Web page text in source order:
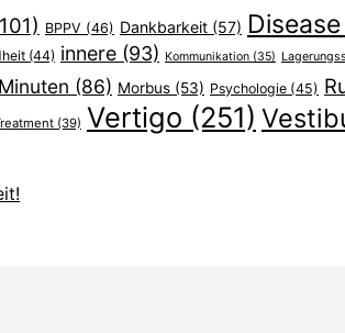
BPPV (46) Dankbarkeit (57) Disease
(44) innere (93) Kommunikation (35)
Minuten (86) Morbus (53) Psychologie (45)
(39) Vertigo (251)